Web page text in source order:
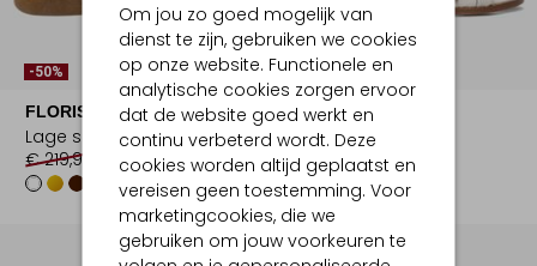
Om jou zo goed mogelijk van
dienst te zijn, gebruiken we cookies
op onze website. Functionele en
analytische cookies zorgen ervoor
dat de website goed werkt en
continu verbeterd wordt. Deze
cookies worden altijd geplaatst en
vereisen geen toestemming. Voor
marketingcookies, die we
gebruiken om jouw voorkeuren te
-50%
FLORIS VAN BOMMEL
Lage sneakers
€ 219,99
€ 109,99
-60%
STEFANO LAURAN
Slippers
€ 119,99 € 47,99